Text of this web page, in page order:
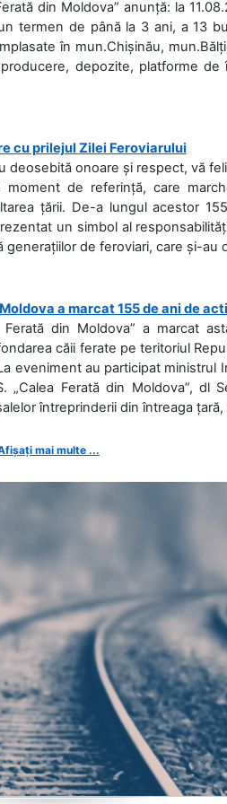
din Moldova” anunță: la
termen de până la 3 ani, a 13
în mun.Chișinău,
depozite, platforme
cu prilejul Zilei Feroviarului
deosebită onoare și respect, vă
de referință, care
țării. De-a lungul acestor
un simbol al
generațiilor de feroviari, care și-au
a marcat 155 de ani de
Ferată din Moldova” a marcat
căii ferate pe teritoriul
eveniment au participat ministrul
„Calea Ferată din Moldova”, dl
întreprinderii din întreaga
mai multe ...